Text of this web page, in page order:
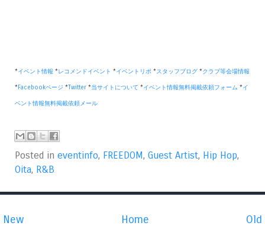
*イベント情報 *レコメンドイベント *イベントリポ *スタッフブログ *クラブ等会場情報
* Facebookページ *Twitter *当サイトについて *イベント情報無料掲載依頼フォーム *イ
ベント情報無料掲載依頼メール
Posted in eventinfo, FREEDOM, Guest Artist, Hip Hop,
Oita, R&B
New Old
Home